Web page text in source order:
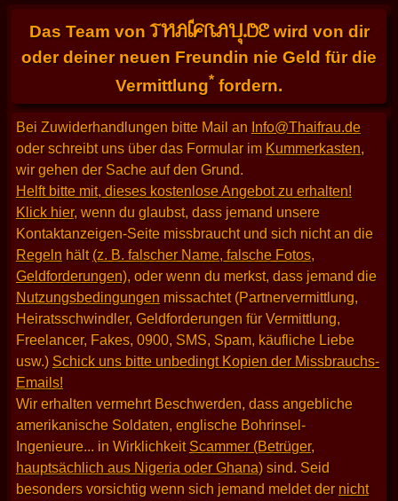
Das Team vonTHAIFRAU.DEwird von dir
oder deiner neuen Freundin nie Geld für die
Vermittlung* fordern.
Bei Zuwiderhandlungen bitte Mail an Info@Thaifrau.de
oder schreibt uns über das Formular im Kummerkasten,
wir gehen der Sache auf den Grund.
Helft bitte mit, dieses kostenlose Angebot zu erhalten!
Klick hier, wenn du glaubst, dass jemand unsere
Kontaktanzeigen-Seite missbraucht und sich nicht an die
Regeln hält (z. B. falscher Name, falsche Fotos,
Geldforderungen), oder wenn du merkst, dass jemand die
Nutzungsbedingungen missachtet (Partnervermittlung,
Heiratsschwindler, Geldforderungen für Vermittlung,
Freelancer, Fakes, 0900, SMS, Spam, käufliche Liebe
usw.) Schick uns bitte unbedingt Kopien der Missbrauchs-
Emails!
Wir erhalten vermehrt Beschwerden, dass angebliche
amerikanische Soldaten, englische Bohrinsel-
Ingenieure... in Wirklichkeit Scammer (Betrüger,
hauptsächlich aus Nigeria oder Ghana)sind. Seid
besonders vorsichtig wenn sich jemand meldet der nicht